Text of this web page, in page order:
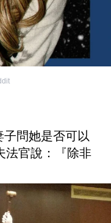
問她是否可以
法官說：『除非